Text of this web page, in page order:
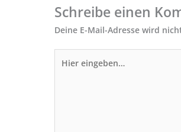
Schreibe einen
Deine E-Mail-Adresse wird
eingeben…